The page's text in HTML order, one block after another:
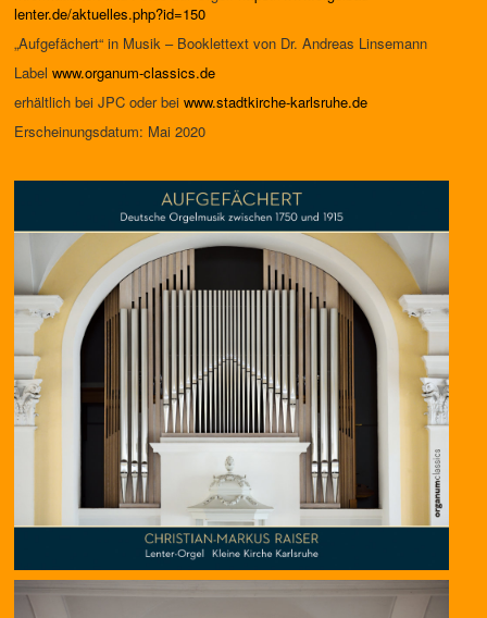
lenter.de/aktuelles.php?id=150
„Aufgefächert“ in Musik – Booklettext von Dr. Andreas Linsemann
Label www.organum-classics.de
erhältlich bei JPC oder bei www.stadtkirche-karlsruhe.de
Erscheinungsdatum: Mai 2020